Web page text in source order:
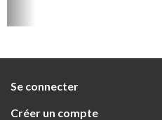
Se connecter
Créer un compte